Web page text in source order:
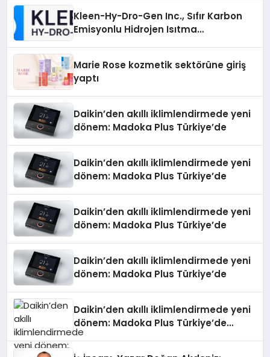
Kleen-Hy-Dro-Gen Inc., Sıfır Karbon
Emisyonlu Hidrojen Isıtma
Marie Rose kozmetik sektörüne giriş
yaptı
Daikin’den akıllı iklimlendirmede yeni
dönem: Madoka Plus Türkiye’de
Daikin’den akıllı iklimlendirmede yeni
dönem: Madoka Plus Türkiye’de
Daikin’den akıllı iklimlendirmede yeni
dönem: Madoka Plus Türkiye’de
Daikin’den akıllı iklimlendirmede yeni
dönem: Madoka Plus Türkiye’de
Daikin’den akıllı iklimlendirmede yeni
dönem: Madoka Plus Türkiye’de
Daikin’in kullanıcı dostu tasarımıyla